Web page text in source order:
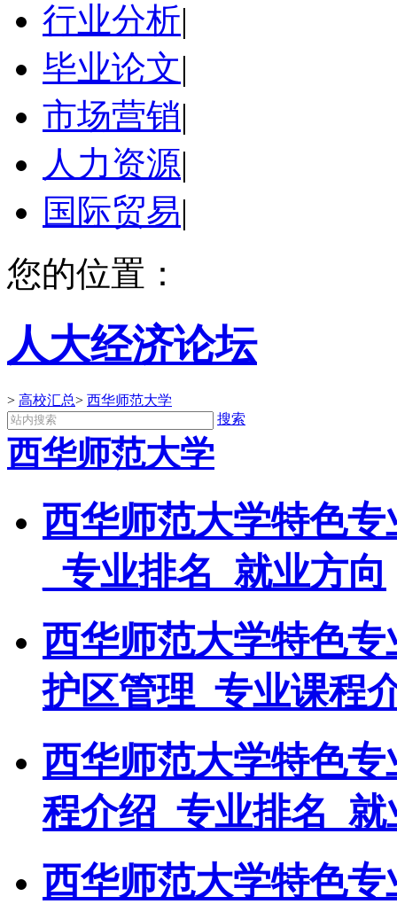
行业分析|
毕业论文|
市场营销|
人力资源|
国际贸易|
您的位置：
人大经济论坛
> 高校汇总> 西华师范大学
搜索
西华师范大学
西华师范大学特色
_专业排名_就业方向
西华师范大学特色
护区管理_专业课程
西华师范大学特色
程介绍_专业排名_
西华师范大学特色